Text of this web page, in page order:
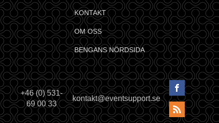
KONTAKT
OM OSS
BENGANS NÖRDSIDA
+46 (0) 531-
69 00 33
kontakt@eventsupport.se